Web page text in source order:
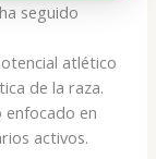
seguido
atlético
de la raza.
enfocado en
activos.